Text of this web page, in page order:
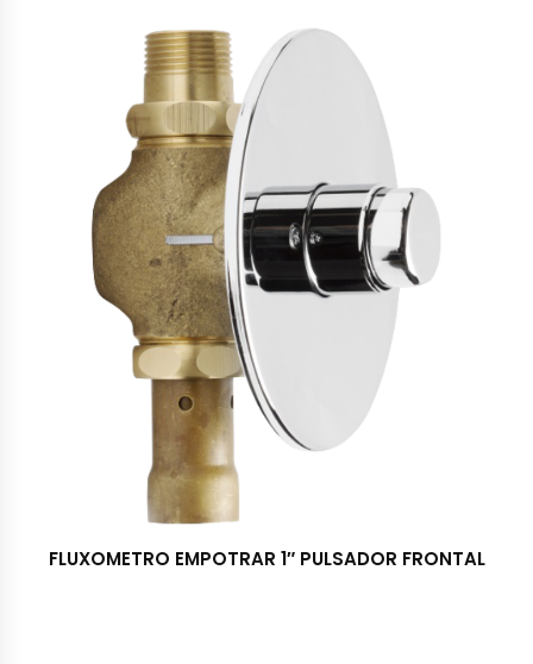
FLUXOMETRO EMPOTRAR 1″ PULSADOR FRONTAL